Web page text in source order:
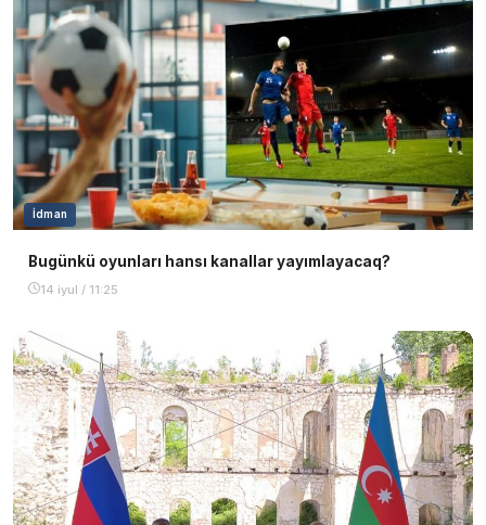
İdman
Bugünkü oyunları hansı kanallar yayımlayacaq?
14 iyul / 11:25